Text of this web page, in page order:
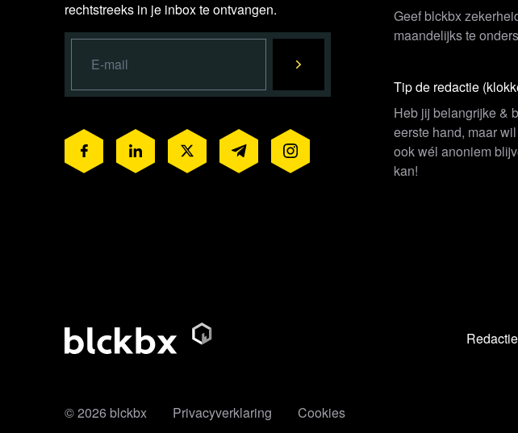
rechtstreeks in je inbox te ontvangen.
Geef blckbx
maandelijks te
Tip de redactie
Heb jij belangrijke &
eerste hand, maar
ook wél anoniem
kan!
© 2026 blckbx Privacyverklaring Cookies